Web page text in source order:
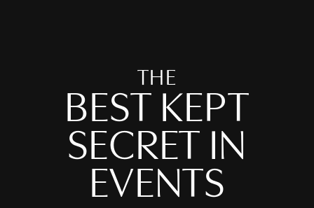
THE
BES T KEP T
SECRE T IN
EVEN T S